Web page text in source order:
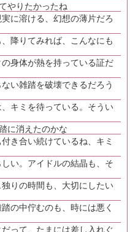
やりたかったね
に溶ける、幻想の薄片だろ
降りてみれば、こんなにも
身体が熱を持っている証だ
い雑踏を破壊できるだろう
キミを待っている。そうい
に消えたのかな
き合い続けているね、キミ
い。アイドルの結晶も、そ
りの時間も、大切にしたい
の中佇むのも、時には悪く
って、たまには差し入れぐ